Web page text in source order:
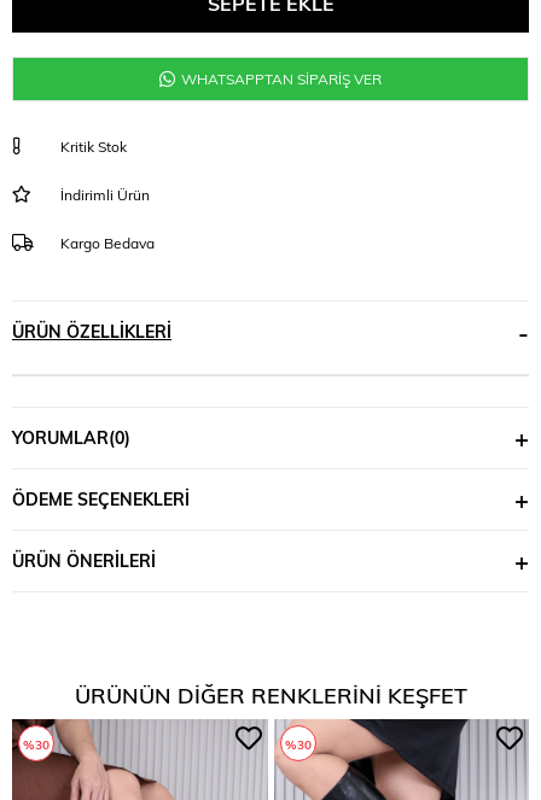
WHATSAPPTAN SİPARİŞ VER
Kritik Stok
İndirimli Ürün
Kargo Bedava
ÜRÜN ÖZELLIKLERI
YORUMLAR(0)
ÖDEME SEÇENEKLERI
ÜRÜN ÖNERILERI
ÜRÜNÜN DIĞER RENKLERINI KEŞFET
%30 %30